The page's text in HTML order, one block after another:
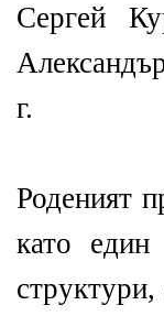
Сергей
г.
Роденият
като един